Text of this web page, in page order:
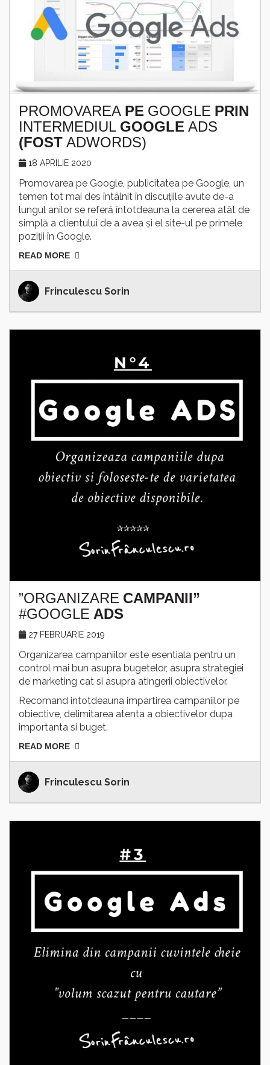
PROMOVAREA PE GOOGLE PRIN
INTERMEDIUL GOOGLE ADS
(FOST ADWORDS)
18 APRILIE 2020
Promovarea pe Google, publicitatea pe Google, un
temen tot mai des întâlnit în discuțiile avute de-a
lungul anilor se referă întotdeauna la cererea atât de
simplă a clientului de a avea și el site-ul pe primele
poziții în Google.
READ MORE
Frinculescu Sorin
”ORGANIZARE CAMPANII”
#GOOGLE ADS
27 FEBRUARIE 2019
Organizarea campaniilor este esentiala pentru un
control mai bun asupra bugetelor, asupra strategiei
de marketing cat si asupra atingerii obiectivelor.
Recomand intotdeauna impartirea campaniilor pe
obiective, delimitarea atenta a obiectivelor dupa
importanta si buget.
READ MORE
Frinculescu Sorin